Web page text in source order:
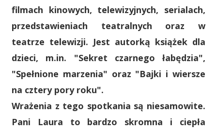
filmach kinowych, telewizyjnych, serialach,
przedstawieniach teatralnych oraz w
teatrze telewizji. Jest autorką książek dla
dzieci, m.in. "Sekret czarnego łabędzia",
"Spełnione marzenia" oraz "Bajki i wiersze
na cztery pory roku".
Wrażenia z tego spotkania są niesamowite.
Pani Laura to bardzo skromna i ciepła